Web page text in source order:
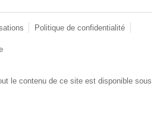
Politique de confidentialité
le contenu de ce site est disponible sous